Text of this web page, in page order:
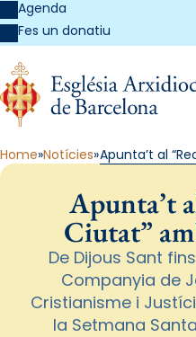
Agenda
Fes un donatiu
Home Notícies Apunta’t al
Apunta’t
Ciutat”
De Dijous Sant
Companyia de
Cristianisme i
la Setmana